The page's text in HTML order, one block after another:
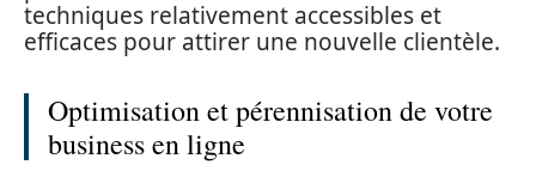
techniques relativement accessibles et
efficaces pour attirer une nouvelle clientèle.
Optimisation et pérennisation de votre
business en ligne